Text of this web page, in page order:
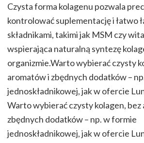
Czysta forma kolagenu pozwala
kontrolować suplementację i łatwo
składnikami, takimi jak MSM czy
wspierająca naturalną syntezę
organizmie.Warto wybierać czysty
aromatów i zbędnych dodatków –
jednoskładnikowej, jak w ofercie
Warto wybierać czysty kolagen, bez
zbędnych dodatków – np. w formie
jednoskładnikowej, jak w ofercie